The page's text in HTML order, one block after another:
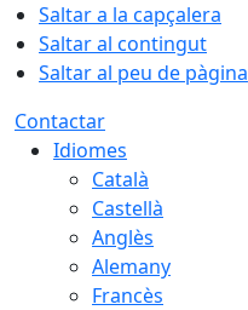
Saltar a la capçalera
Saltar al contingut
Saltar al peu de pàgina
Contactar
Idiomes
Català
Castellà
Anglès
Alemany
Francès